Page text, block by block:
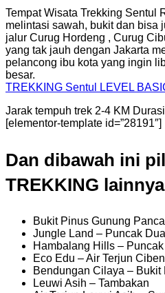
Tempat Wisata Trekking Sentul
melintasi sawah, bukit dan bisa
jalur Curug Hordeng , Curug
yang tak jauh dengan Jakarta
pelancong ibu kota yang ingin
besar.
TREKKING Sentul
LEVEL
Jarak tempuh trek 2-4 KM
[elementor-template id=”28191″]
Dan dibawah ini
TREKKING lainnya
Bukit Pinus Gunung
Jungle Land – Puncak Dua
Hambalang Hills –
Eco Edu – Air Terjun
Bendungan Cilaya – Bukit
Leuwi Asih – Tambakan